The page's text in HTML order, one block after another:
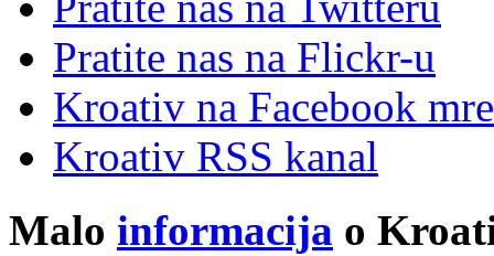
Pratite nas na Flickr-u
Kroativ na Facebook
Kroativ RSS kanal
Malo informacija o